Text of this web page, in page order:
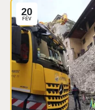
20
FÉV